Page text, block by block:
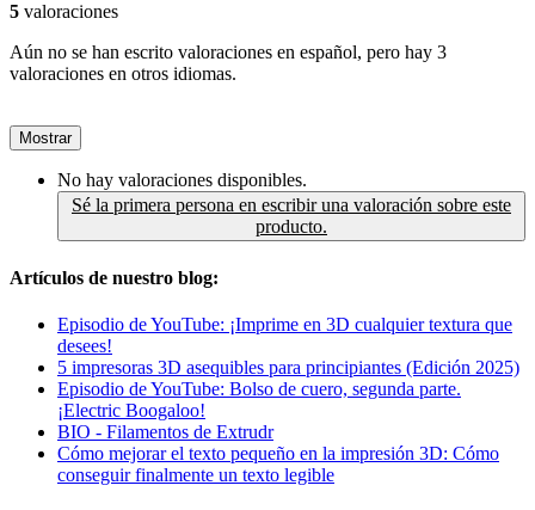
5 valoraciones
Aún no se han escrito valoraciones en español, pero hay 3
valoraciones en otros idiomas.
Mostrar
No hay valoraciones disponibles.
Sé la primera persona en escribir una valoración sobre este
producto.
Artículos de nuestro blog:
Episodio de YouTube: ¡Imprime en 3D cualquier textura que
desees!
5 impresoras 3D asequibles para principiantes (Edición 2025)
Episodio de YouTube: Bolso de cuero, segunda parte.
¡Electric Boogaloo!
BIO - Filamentos de Extrudr
Cómo mejorar el texto pequeño en la impresión 3D: Cómo
conseguir finalmente un texto legible